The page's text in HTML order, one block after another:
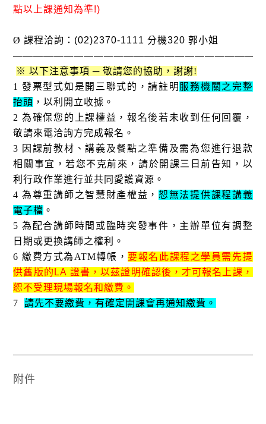
點以上課通知為準!)
Ø 課程洽詢： (02)2370-1111分機320郭小姐
※ 以下注意事項 ─ 敬請您的協助，謝謝!
1 發票型式如是開三聯式的，請註明 服務機關之完整
抬頭 ，以利開立收據 。
2 為確保您的上課權益，報名後若未收到任何回覆，
敬請來電洽詢方完成報名。
3 因課前教材、講義及餐點之準備及需為您進行退款
相關事宜，若您不克前來，請於開課三日前告知，以
利行政作業進行並共同愛護資源。
4 為尊重講師之智慧財產權益，恕無法提供課程講義
電子檔 。
5 為配合講師時間或臨時突發事件，主辦單位有調整
日期或更換講師之權利。
6 繳費方式為 ATM轉帳，要報名此課程之學員需先提
供舊版的 LA 證書，以茲證明確認後，才可報名上課，
恕不受理現場報名和繳費 。
7
請先不要繳費，有確定開課會再通知繳費。
附件